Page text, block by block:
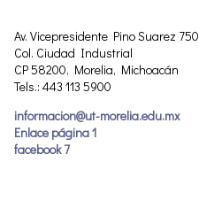
Av. Vicepresidente Pino Suarez 750
Col. Ciudad Industrial
CP 58200, Morelia, Michoacán
Tels.: 443 113 5900
informacion@ut-morelia.edu.mx
Enlace página 1
facebook 7